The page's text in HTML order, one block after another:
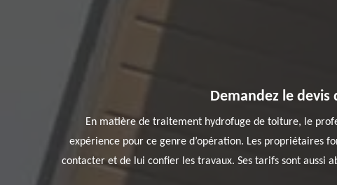
Demandez le
En matière de traitement hydrofuge de toiture, le
expérience pour ce genre d’opération. Les propriétaires
contacter et de lui confier les travaux. Ses tarifs sont aussi